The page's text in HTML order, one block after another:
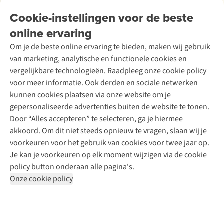
Cookie-instellingen voor de beste
online ervaring
Om je de beste online ervaring te bieden, maken wij gebruik
van marketing, analytische en functionele cookies en
vergelijkbare technologieën. Raadpleeg onze cookie policy
voor meer informatie. Ook derden en sociale netwerken
kunnen cookies plaatsen via onze website om je
gepersonaliseerde advertenties buiten de website te tonen.
Door “Alles accepteren” te selecteren, ga je hiermee
akkoord. Om dit niet steeds opnieuw te vragen, slaan wij je
voorkeuren voor het gebruik van cookies voor twee jaar op.
Je kan je voorkeuren op elk moment wijzigen via de cookie
policy button onderaan alle pagina's.
Onze cookie policy
Garantie
Contact
Onze winkels
Over A.S.Adventure
Toegankelijkheidsverklaring
Ski-onderhoud
Wasservice
Schoenonderhoud
Schoenherstelling
Kledingherstelling
Retouches
Voor bedrijven
A.S.Magazine
Podcast
Explore Academy
Explore Camp
Gear Check
Inspiratie & advies
Meld je aan voor de nieuwsbrief
Follow us
Disclaimer Privacy Policy
Algemene voorwaarden
Cookie Policy